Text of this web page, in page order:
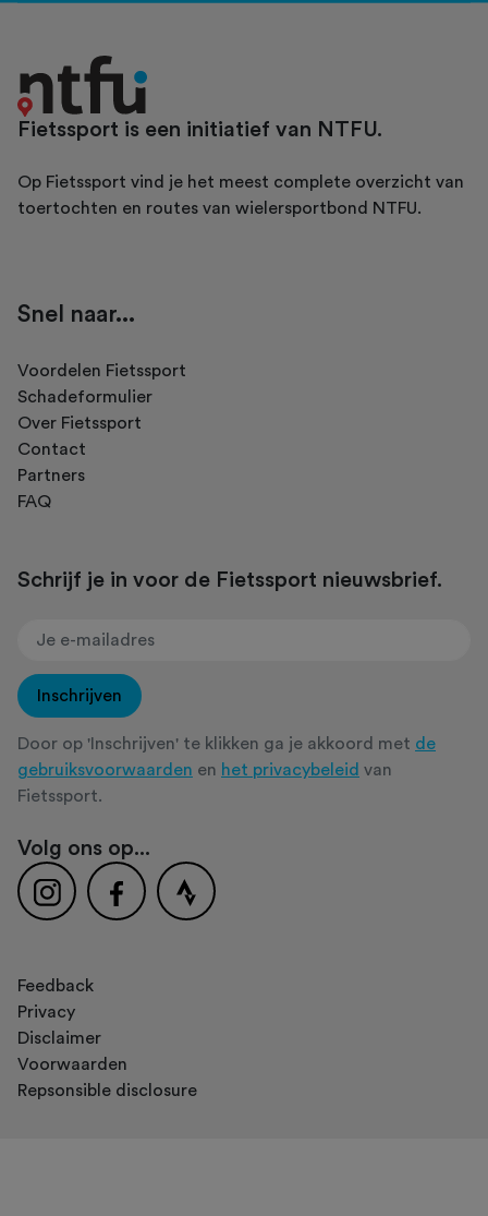
Fietssport is een initiatief van NTFU.
Op Fietssport vind je het meest complete overzicht van
toertochten en routes van wielersportbond NTFU.
Snel naar...
Voordelen Fietssport
Schadeformulier
Over Fietssport
Contact
Partners
FAQ
Schrijf je in voor de Fietssport nieuwsbrief.
Inschrijven
Door op 'Inschrijven' te klikken ga je akkoord met de
gebruiksvoorwaarden en het privacybeleid van
Fietssport.
Volg ons op...
Feedback
Privacy
Disclaimer
Voorwaarden
Repsonsible disclosure